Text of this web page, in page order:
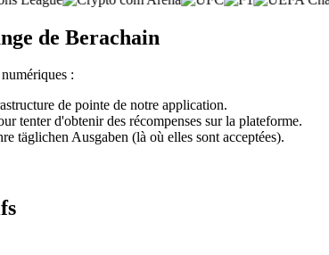
de Berachain
:
de pointe de notre application.
tenter d'obtenir des récompenses sur la plateforme.
täglichen Ausgaben (là où elles sont acceptées).